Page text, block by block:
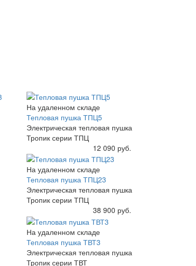
На удаленном складе
Тепловая пушка ТПЦ5
Электрическая тепловая пушка
Тропик серии ТПЦ
12 090 руб.
На удаленном складе
Тепловая пушка ТПЦ23
Электрическая тепловая пушка
Тропик серии ТПЦ
38 900 руб.
На удаленном складе
Тепловая пушка ТВТ3
Электрическая тепловая пушка
Тропик серии ТВТ